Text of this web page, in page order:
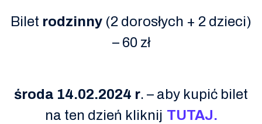
Bilet rodzinny (2 dorosłych + 2 dzieci)
– 60 zł
środa 14.02.2024 r. – aby kupić bilet
na ten dzień kliknij TUTAJ.